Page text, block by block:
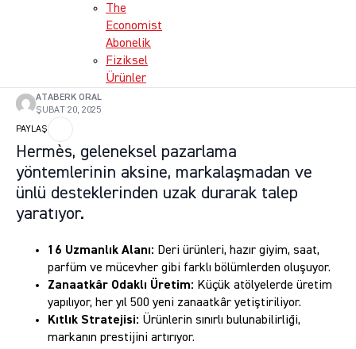
The
Economist
Abonelik
Fiziksel
Ürünler
ATABERK ORAL
ŞUBAT 20, 2025
PAYLAŞ
Hermès, geleneksel pazarlama
yöntemlerinin aksine, markalaşmadan ve
ünlü desteklerinden uzak durarak talep
yaratıyor.
16 Uzmanlık Alanı: Deri ürünleri, hazır giyim, saat,
parfüm ve mücevher gibi farklı bölümlerden oluşuyor.
Zanaatkâr Odaklı Üretim: Küçük atölyelerde üretim
yapılıyor, her yıl 500 yeni zanaatkâr yetiştiriliyor.
Kıtlık Stratejisi: Ürünlerin sınırlı bulunabilirliği,
markanın prestijini artırıyor.